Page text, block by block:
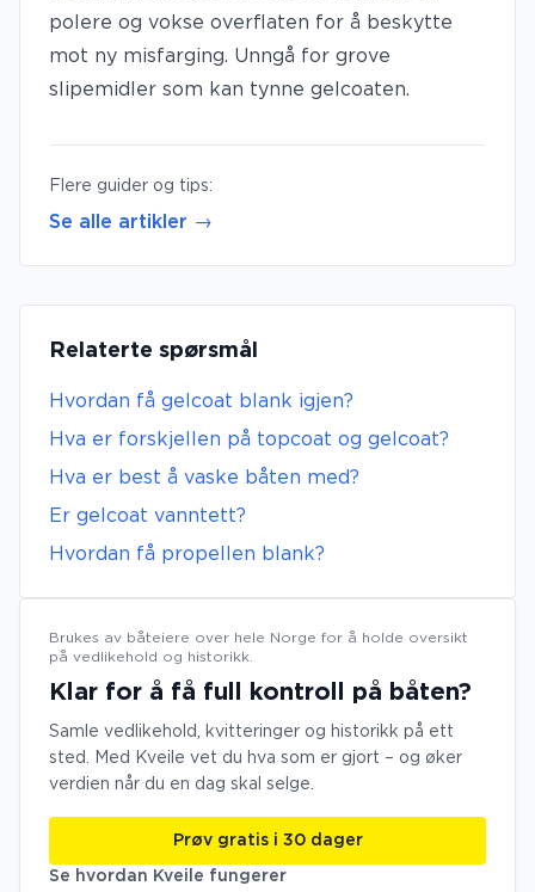
polere og vokse overflaten for å beskytte
mot ny misfarging. Unngå for grove
slipemidler som kan tynne gelcoaten.
Flere guider og tips:
Se alle artikler →
Relaterte spørsmål
Hvordan få gelcoat blank igjen?
Hva er forskjellen på topcoat og gelcoat?
Hva er best å vaske båten med?
Er gelcoat vanntett?
Hvordan få propellen blank?
Brukes av båteiere over hele Norge for å holde oversikt
på vedlikehold og historikk.
Klar for å få full kontroll på båten?
Samle vedlikehold, kvitteringer og historikk på ett
sted. Med Kveile vet du hva som er gjort – og øker
verdien når du en dag skal selge.
Prøv gratis i 30 dager
Se hvordan Kveile fungerer